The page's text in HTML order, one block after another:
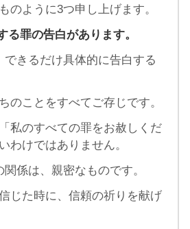
のように3つ申し上げます。
る罪の告白があります。
できるだけ具体的に告白する
ことをすべてご存じです。
のすべての罪をお赦しくだ
わけではありません。
関係は、親密なものです。
た時に、信頼の祈りを献げ